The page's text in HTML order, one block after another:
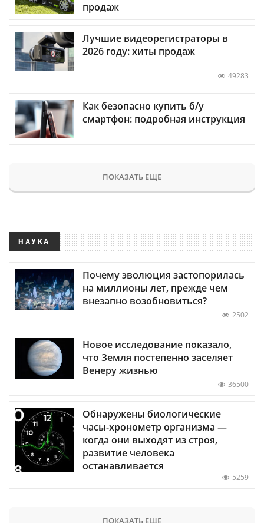
продаж
Лучшие видеорегистраторы в
2026 году: хиты продаж
49283
Как безопасно купить б/у
смартфон: подробная инструкция
ПОКАЗАТЬ ЕЩЕ
НАУКА
Почему эволюция застопорилась
на миллионы лет, прежде чем
внезапно возобновиться?
2502
Новое исследование показало,
что Земля постепенно заселяет
Венеру жизнью
36500
Обнаружены биологические
часы-хронометр организма —
когда они выходят из строя,
развитие человека
останавливается
5259
ПОКАЗАТЬ ЕЩЕ